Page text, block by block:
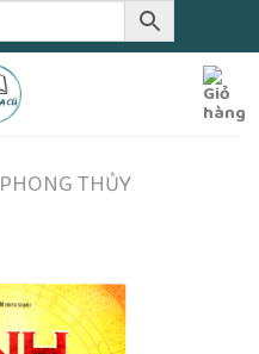
PHONG THỦY